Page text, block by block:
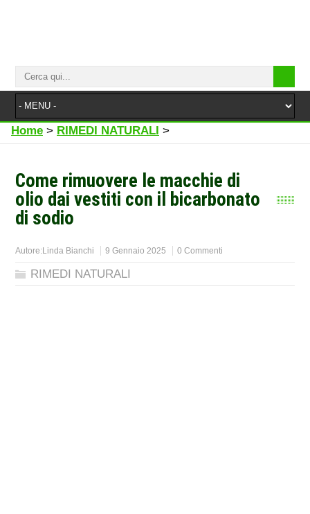
Home > RIMEDI NATURALI >
Come rimuovere le macchie di
olio dai vestiti con il bicarbonato
di sodio
Autore:Linda Bianchi 9 Gennaio 2025 0 Commenti
RIMEDI NATURALI